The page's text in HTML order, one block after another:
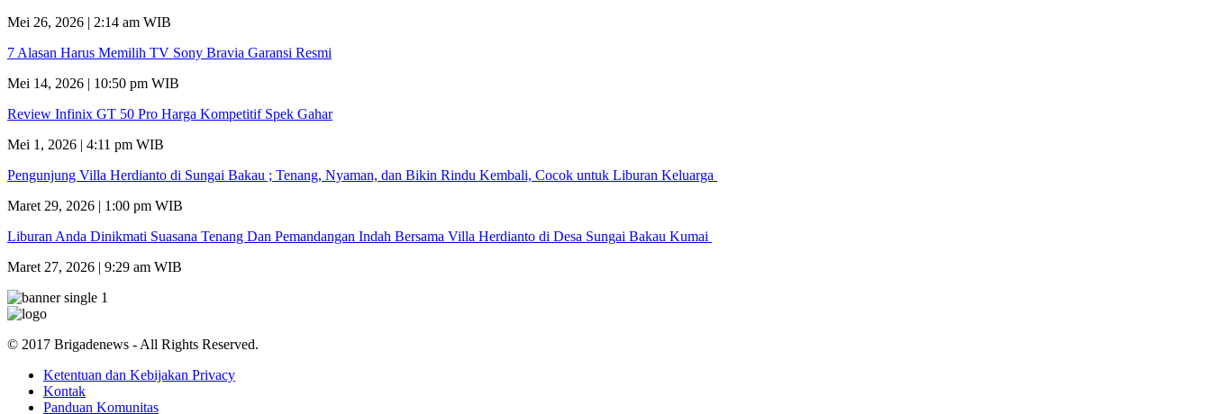
Mei 26, 2026 | 2:14 am WIB
7 Alasan Harus Memilih TV Sony Bravia Garansi Resmi
Mei 14, 2026 | 10:50 pm WIB
Review Infinix GT 50 Pro Harga Kompetitif Spek Gahar
Mei 1, 2026 | 4:11 pm WIB
Pengunjung Villa Herdianto di Sungai Bakau ; Tenang, Nyaman, dan Bikin Rindu Kembali, Cocok untuk Liburan Keluarga
Maret 29, 2026 | 1:00 pm WIB
Liburan Anda Dinikmati Suasana Tenang Dan Pemandangan Indah Bersama Villa Herdianto di Desa Sungai Bakau Kumai
Maret 27, 2026 | 9:29 am WIB
© 2017 Brigadenews - All Rights Reserved.
Ketentuan dan Kebijakan Privacy
Kontak
Panduan Komunitas